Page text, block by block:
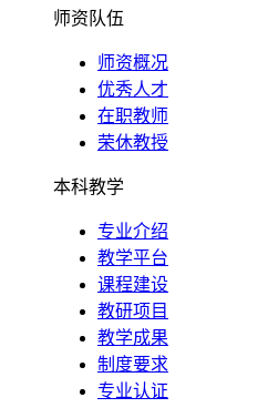
师资队伍
师资概况
优秀人才
在职教师
荣休教授
本科教学
专业介绍
教学平台
课程建设
教研项目
教学成果
制度要求
专业认证